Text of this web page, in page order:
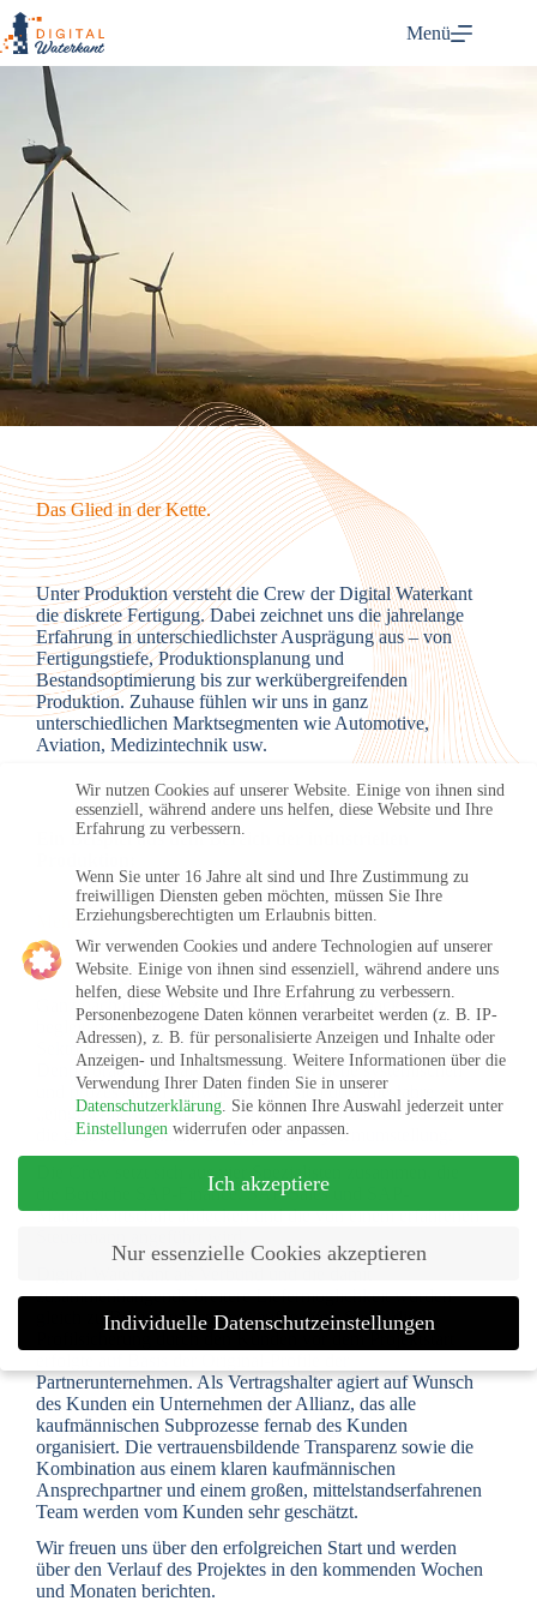
Menü
Das Glied in der Kette.
Unter Produktion versteht die Crew der Digital Waterkant
die diskrete Fertigung. Dabei zeichnet uns die jahrelange
Erfahrung in unterschiedlichster Ausprägung aus – von
Fertigungstiefe, Produktionsplanung und
Bestandsoptimierung bis zur werkübergreifenden
Produktion. Zuhause fühlen wir uns in ganz
unterschiedlichen Marktsegmenten wie Automotive,
Aviation, Medizintechnik usw.
Ein Beispiel aus dem Bereich der industriellen
Mehr Energie bei der Systemumstellung.
Ganz nach dem Prinzip „Machen, nicht schnacken“
begleiten wir einen unserer Kunden aus dem Energie-
Sektor schon vor seinem S4-Wechsel im kommenden Jahr.
Denn vorab soll analysiert werden, welche systemischen
und prozessualen Schwachstellen sich über die Jahre
„eingeschlichen“ haben. So finden wir schon im Vorfeld
die großen Potenziale der geplanten Systemumstellung.
Die Crew setzt sich aus vier Spezialisten zusammen, die
die Bereiche SAP-Finance, SAP-Sales und SAP-
Materialwirtschaft abdecken und die von einem erfahrenen
zusammenhängende breitere Liefermöglichkeit wurden
gleich zu Beginn transparent aufgezeigt. Sogar die
Profilsicherung durch den Kunden vor dem Projektstart
Partnerunternehmen. Als Vertragshalter agiert auf Wunsch
des Kunden ein Unternehmen der Allianz, das alle
kaufmännischen Subprozesse fernab des Kunden
organisiert. Die vertrauensbildende Transparenz sowie die
Kombination aus einem klaren kaufmännischen
Ansprechpartner und einem großen, mittelstandserfahrenen
Team werden vom Kunden sehr geschätzt.
Wir freuen uns über den erfolgreichen Start und werden
über den Verlauf des Projektes in den kommenden Wochen
und Monaten berichten.
Wir nutzen Cookies auf unserer Website. Einige von ihnen sind
essenziell, während andere uns helfen, diese Website und Ihre
Erfahrung zu verbessern.
Wenn Sie unter 16 Jahre alt sind und Ihre Zustimmung zu
freiwilligen Diensten geben möchten, müssen Sie Ihre
Erziehungsberechtigten um Erlaubnis bitten.
Wir verwenden Cookies und andere Technologien auf unserer
Website. Einige von ihnen sind essenziell, während andere uns
helfen, diese Website und Ihre Erfahrung zu verbessern.
Personenbezogene Daten können verarbeitet werden (z. B. IP-
Adressen), z. B. für personalisierte Anzeigen und Inhalte oder
Anzeigen- und Inhaltsmessung. Weitere Informationen über die
Verwendung Ihrer Daten finden Sie in unserer
Datenschutzerklärung. Sie können Ihre Auswahl jederzeit unter
Einstellungen widerrufen oder anpassen.
Ich akzeptiere
Nur essenzielle Cookies akzeptieren
Individuelle Datenschutzeinstellungen
Datenschutzeinstellungen
Wenn Sie unter 16 Jahre alt sind und Ihre Zustimmung zu freiwilligen
Diensten geben möchten, müssen Sie Ihre Erziehungsberechtigten um
Erlaubnis bitten.
Wir verwenden Cookies und andere Technologien auf unserer Website.
Einige von ihnen sind essenziell, während andere uns helfen, diese
Website und Ihre Erfahrung zu verbessern. Personenbezogene Daten
können verarbeitet werden (z. B. IP-Adressen), z. B. für personalisierte
Anzeigen und Inhalte oder Anzeigen- und Inhaltsmessung.